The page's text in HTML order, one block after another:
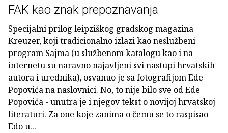
FAK kao znak prepoznavanja
Specijalni prilog leipziškog gradskog magazina
Kreuzer, koji tradicionalno izlazi kao neslužbeni
program Sajma (u službenom katalogu kao i na
internetu su naravno najavljeni svi nastupi hrvatskih
autora i urednika), osvanuo je sa fotografijom Ede
Popovića na naslovnici. No, to nije bilo sve od Ede
Popovića - unutra je i njegov tekst o novijoj hrvatskoj
literaturi. Za one koje zanima o čemu se to raspisao
Edo u...